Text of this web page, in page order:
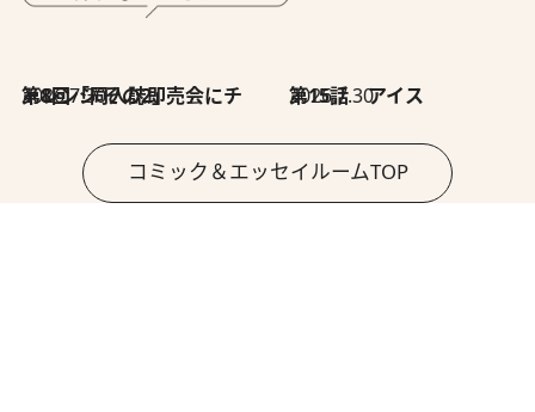
2026.7.30
第8回「同人誌即売会にチャレンジ その2」 2026.7.30
第15話 アイス
コミック＆エッセイルームTOP